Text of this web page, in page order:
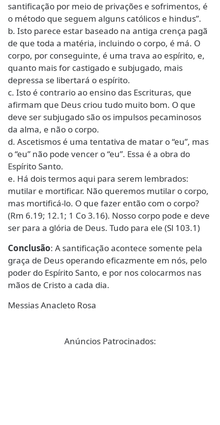
santificação por meio de privações e sofrimentos, é
o método que seguem alguns católicos e hindus”.
b. Isto parece estar baseado na antiga crença pagã
de que toda a matéria, incluindo o corpo, é má. O
corpo, por conseguinte, é uma trava ao espírito, e,
quanto mais for castigado e subjugado, mais
depressa se libertará o espírito.
c. Isto é contrario ao ensino das Escrituras, que
afirmam que Deus criou tudo muito bom. O que
deve ser subjugado são os impulsos pecaminosos
da alma, e não o corpo.
d. Ascetismos é uma tentativa de matar o “eu”, mas
o “eu” não pode vencer o “eu”. Essa é a obra do
Espírito Santo.
e. Há dois termos aqui para serem lembrados:
mutilar e mortificar. Não queremos mutilar o corpo,
mas mortificá-lo. O que fazer então com o corpo?
(Rm 6.19; 12.1; 1 Co 3.16). Nosso corpo pode e deve
ser para a glória de Deus. Tudo para ele (Sl 103.1)
Conclusão: A santificação acontece somente pela
graça de Deus operando eficazmente em nós, pelo
poder do Espírito Santo, e por nos colocarmos nas
mãos de Cristo a cada dia.
Messias Anacleto Rosa
Anúncios Patrocinados: